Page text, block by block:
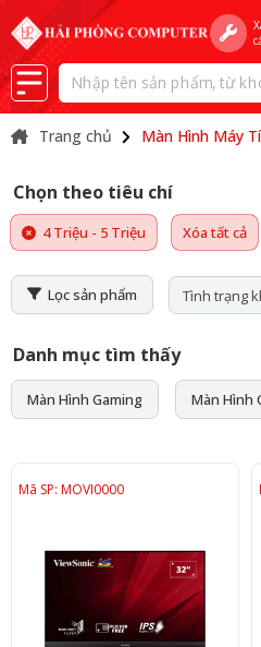
Trang chủ Màn Hình Máy
Chọn theo tiêu chí
4 Triệu - 5 Triệu Xóa tất cả
Lọc sản phẩm Tình trạng
Danh mục tìm thấy
Màn Hình Gaming Màn Hình
Mã SP: MOVI0000